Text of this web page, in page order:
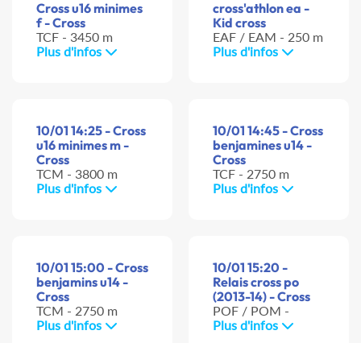
Cross u16 minimes
f - Cross
TCF - 3450 m
Plus d'infos
cross'athlon ea -
Kid cross
EAF / EAM - 250 m
Plus d'infos
10/01 14:25 - Cross
u16 minimes m -
Cross
TCM - 3800 m
Plus d'infos
10/01 14:45 - Cross
benjamines u14 -
Cross
TCF - 2750 m
Plus d'infos
10/01 15:00 - Cross
benjamins u14 -
Cross
TCM - 2750 m
Plus d'infos
10/01 15:20 -
Relais cross po
(2013-14) - Cross
POF / POM -
Plus d'infos